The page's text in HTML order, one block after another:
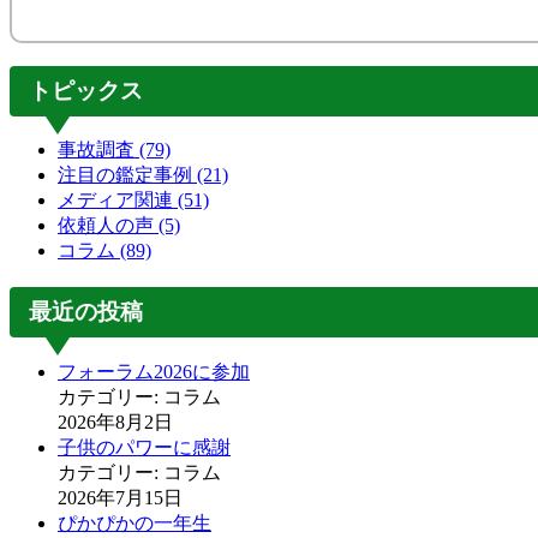
トピックス
事故調査 (79)
注目の鑑定事例 (21)
メディア関連 (51)
依頼人の声 (5)
コラム (89)
最近の投稿
フォーラム2026に参加
カテゴリー: コラム
2026年8月2日
子供のパワーに感謝
カテゴリー: コラム
2026年7月15日
ぴかぴかの一年生